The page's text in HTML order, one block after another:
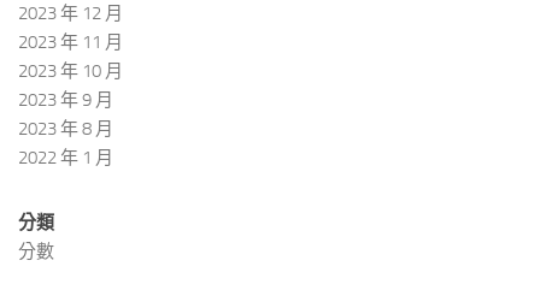
2023 年 12 月
2023 年 11 月
2023 年 10 月
2023 年 9 月
2023 年 8 月
2022 年 1 月
分類
分數